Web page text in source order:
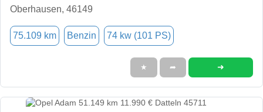
Oberhausen, 46149
75.109 km Benzin 74 kw (101 PS)
★ ➦ ➜